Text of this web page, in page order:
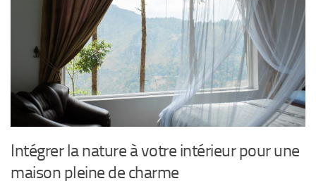
Intégrer la nature à votre intérieur pour une
maison pleine de charme